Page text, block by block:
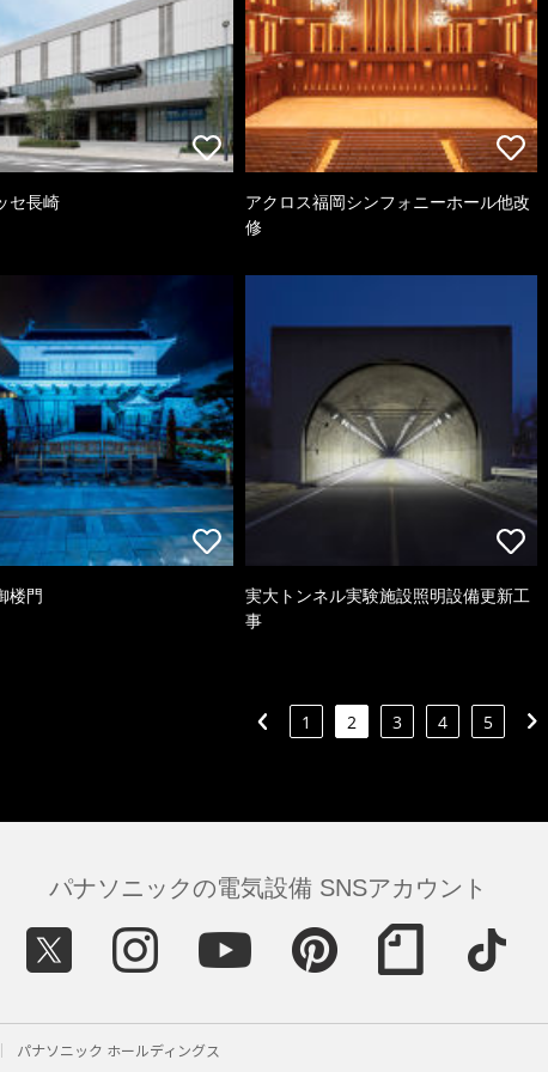
セ長崎
アクロス福岡シンフォニーホール他改
修
楼門
実大トンネル実験施設照明設備更新工
事
1 2 3 4 5
パナソニックの電気設備 SNSアカウント
パナソニック ホールディングス